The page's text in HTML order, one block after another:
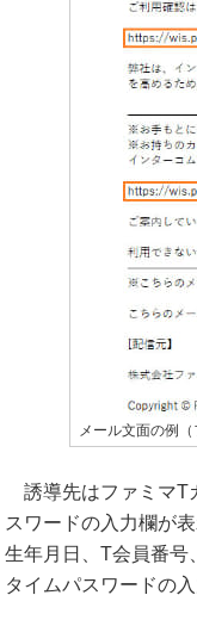
メール文面の例
誘導先はファミマT
スワードの入力欄が
生年月日、T会員番号
タイムパスワードの